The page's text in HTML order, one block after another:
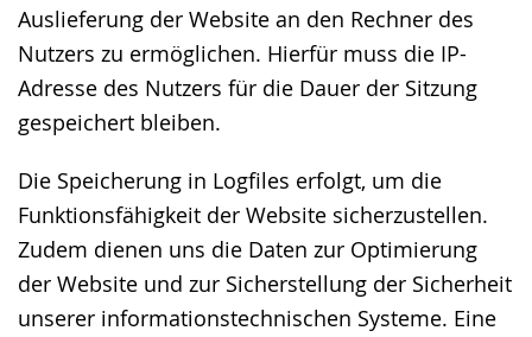
Auslieferung der Website an den Rechner des
Nutzers zu ermöglichen. Hierfür muss die IP-
Adresse des Nutzers für die Dauer der Sitzung
gespeichert bleiben.
Die Speicherung in Logfiles erfolgt, um die
Funktionsfähigkeit der Website sicherzustellen.
Zudem dienen uns die Daten zur Optimierung
der Website und zur Sicherstellung der Sicherheit
unserer informationstechnischen Systeme. Eine